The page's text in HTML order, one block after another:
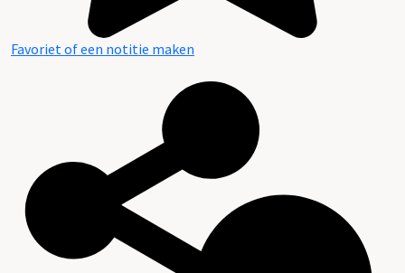
Favoriet of een notitie maken